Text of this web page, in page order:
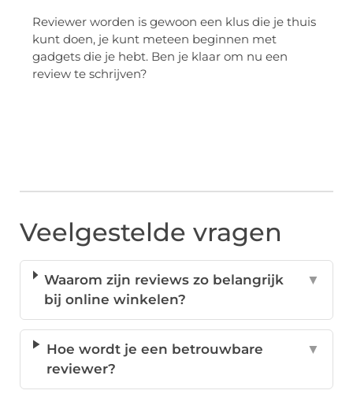
Reviewer worden is gewoon een klus die je thuis
kunt doen, je kunt meteen beginnen met
gadgets die je hebt. Ben je klaar om nu een
review te schrijven?
Veelgestelde vragen
Waarom zijn reviews zo belangrijk
bij online winkelen?
▼
Hoe wordt je een betrouwbare
reviewer?
▼